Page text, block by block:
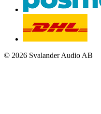
© 2026 Svalander Audio AB